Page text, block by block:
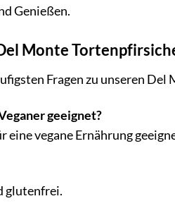
Genießen.
Monte
Fragen zu unseren
geeignet?
vegane Ernährung
glutenfrei.